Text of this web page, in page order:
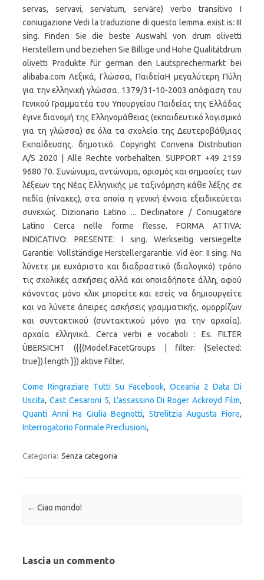
servas, servavi, servatum, servāre) verbo transitivo I
coniugazione Vedi la traduzione di questo lemma. exist is: III
sing. Finden Sie die beste Auswahl von drum olivetti
Herstellern und beziehen Sie Billige und Hohe Qualitätdrum
olivetti Produkte für german den Lautsprechermarkt bei
alibaba.com Λεξικά, Γλώσσα, ΠαιδείαΗ μεγαλύτερη Πύλη
για την ελληνική γλώσσα. 1379/31-10-2003 απόφαση του
Γενικού Γραμματέα του Υπουργείου Παιδείας της Ελλάδας
έγινε διανομή της Ελληνομάθειας (εκπαιδευτικό λογισμικό
για τη γλώσσα) σε όλα τα σχολεία της Δευτεροβάθμιας
Εκπαίδευσης. δημοτικό. Copyright Convena Distribution
A/S 2020 | Alle Rechte vorbehalten. SUPPORT +49 2159
9680 70. Συνώνυμα, αντώνυμα, ορισμός και σημασίες των
λέξεων της Νέας Ελληνικής με ταξινόμηση κάθε λέξης σε
πεδία (πίνακες), στα οποία η γενική έννοια εξειδικεύεται
συνεχώς. Dizionario Latino ... Declinatore / Coniugatore
Latino Cerca nelle forme flesse. FORMA ATTIVA:
INDICATIVO: PRESENTE: I sing. Werkseitig versiegelte
Garantie: Vollständige Herstellergarantie. vĭd ĕor: II sing. Να
λύνετε με ευχάριστο και διαδραστικό (διαλογικό) τρόπο
τις σχολικές ασκήσεις αλλά και οποιαδήποτε άλλη, αφού
κάνοντας μόνο κλικ μπορείτε και εσείς να δημιουργείτε
και να λύνετε άπειρες ασκήσεις γραμματικής, ομορρίζων
και συντακτικού (συντακτικού μόνο για την αρχαία).
αρχαία ελληνικά. Cerca verbi e vocaboli : Es. FILTER
ÜBERSICHT ({{(Model.FacetGroups | filter: {Selected:
true}).length }}) aktive Filter.
Come Ringraziare Tutti Su Facebook, Oceania 2 Data Di
Uscita, Cast Cesaroni 5, L'assassino Di Roger Ackroyd Film,
Quanti Anni Ha Giulia Begnotti, Strelitzia Augusta Fiore,
Interrogatorio Formale Preclusioni,
Categoria: Senza categoria
Navigazione articolo
← Ciao mondo!
Lascia un commento